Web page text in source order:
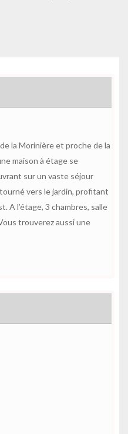
la Morinière et proche de la
maison à étage se
sur un vaste séjour
vers le jardin, profitant
A l’étage, 3 chambres, salle
trouverez aussi une